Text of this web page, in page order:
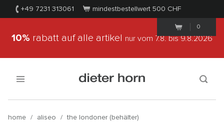
+49 7231 313061 mindestbestellwert 500 CHF
0
10% rabatt auf alle artikel nur vom 7.8.bis 9.8.2026
home / aliseo / the londoner (behälter)